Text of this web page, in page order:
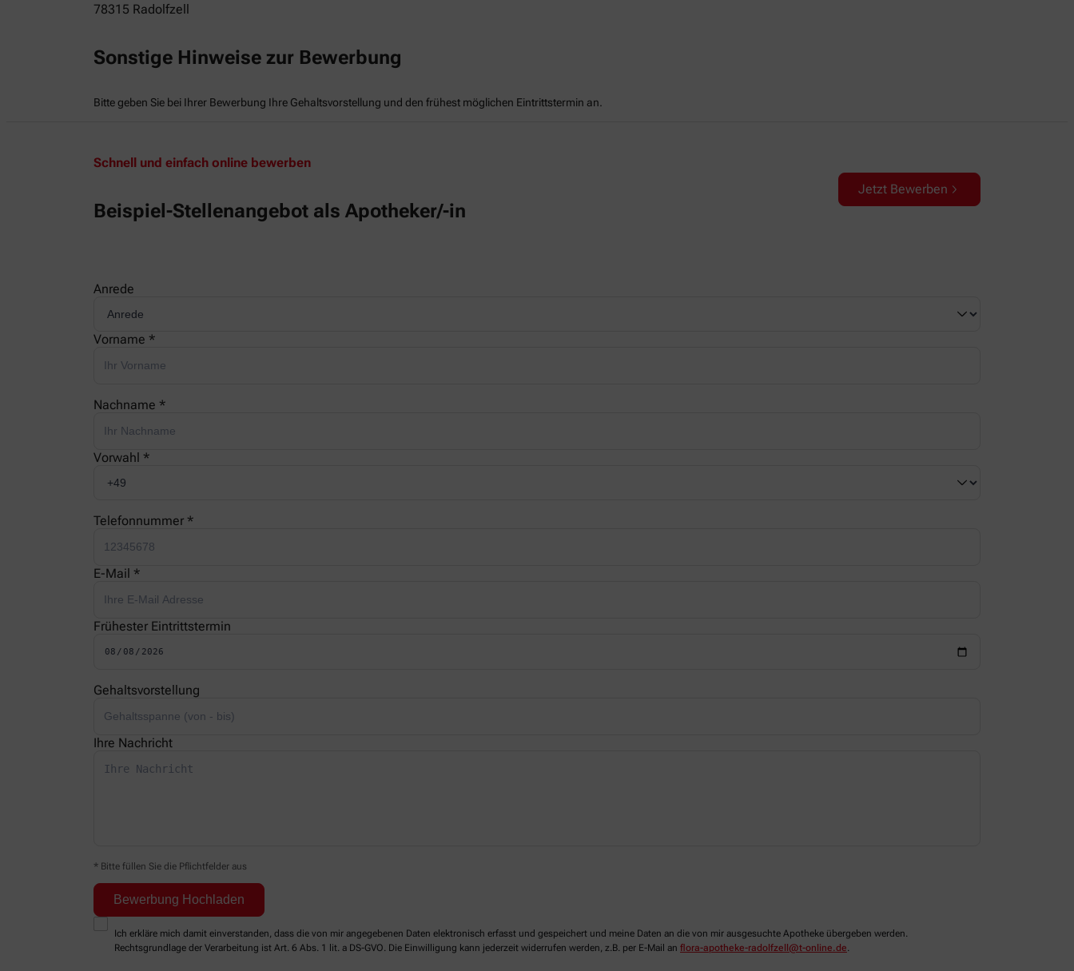
78315 Radolfzell
Sonstige Hinweise zur Bewerbung
Bitte geben Sie bei Ihrer Bewerbung Ihre Gehaltsvorstellung und den frühest möglichen Eintrittstermin an.
Schnell und einfach online bewerben
Beispiel-Stellenangebot als Apotheker/-in
Jetzt Bewerben
Anrede
Vorname *
Nachname *
Vorwahl *
Telefonnummer *
E-Mail *
Frühester Eintrittstermin
Gehaltsvorstellung
Ihre Nachricht
* Bitte füllen Sie die Pflichtfelder aus
Ich erkläre mich damit einverstanden, dass die von mir angegebenen Daten elektronisch erfasst und gespeichert und meine Daten an die von mir ausgesuchte Apotheke übergeben werden.
Rechtsgrundlage der Verarbeitung ist Art. 6 Abs. 1 lit. a DS-GVO. Die Einwilligung kann jederzeit widerrufen werden, z.B. per E-Mail an flora-apotheke-radolfzell@t-online.de.